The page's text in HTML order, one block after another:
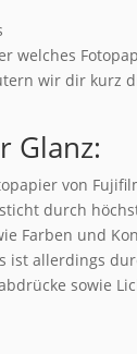
welches
wir dir kurz
Glanz:
von
durch
Farben und
ist allerdings
sowie